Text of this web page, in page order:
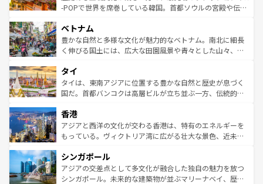
い。オーストラリアの多彩な魅力を存分に味わいつくそ
参照してほしい。
驚きをもたらしてくれる。また、奥深い台湾の食文化も魅
容にもいいと評判のスイーツなど、バラエティ豊かな料理
が味わえる。 なお、新着の台湾情報は コンテンツ一覧を参
照してほしい。
-POPで世界を席巻している韓国。首都ソウルの宮殿や伝統
き、地方に足を延ばせば四季折々の自然美を楽しむことが
できる。そして、キムチや焼肉、絶品のストリートフード
まで、さまざまな韓国料理が待っている。夜には、韓国な
リティに包まれながら、韓国の多彩な魅力を心ゆくまで味
わってみてほしい。 なお、新着の韓国情報はコンテンツ一
覧を参照してほしい。
ベトナム
豊かな自然と多様な文化が魅力的なベトナム。南北に細長
く伸びる国土には、広大な田園風景や青々とした山々、世
急速な発展と共に伝統が息づく。ハノイの古い町並みやホ
ーチミン市のフランス統治時代の建物も、独特の雰囲気を
醸し出している。また、バラエティの豊かさとおいしさで
とつ。フォーやバインミー、ベトナムコーヒーなどは、ぜ
ひ現地で味わいたい。どの地域を訪れてもあたたかい人々
が旅行者を迎えてくれるので、きっと忘れられない旅にな
参照してほしい。
タイ
タイは、東南アジアに位置する豊かな自然と歴史が息づく
国だ。首都バンコクは高層ビルが立ち並ぶ一方、伝統的な
の活気が交差している。北部ではチェンマイなどの山岳地
帯で自然と触れ合い、南部ではプーケットやクラビの美し
いビーチでリゾート気分を楽しむことができる。タイ料理
激する。気候は一年中温暖で、どの季節にも異なる楽しみ
が待っている。親しみやすいタイの人々、仏教を中心とし
た文化、そして多様な観光資源が、訪れる旅人を魅了し続
香港
アジアと西洋の文化が交わる香港は、特有のエネルギーを
もっている。ヴィクトリア湾に広がる壮大な景色、近未来
み、どこを訪れても感動するはず。観光スポットが密集し
ており、効率よく見どころを回れるのも魅力。息をのむよ
うな絶景から文化的な体験まで、香港を存分に楽しみ尽く
シンガポール
アジアの交差点として多文化が融合した独自の魅力を放つ
シンガポール。未来的な建築物が並ぶマリーナベイ、歴史